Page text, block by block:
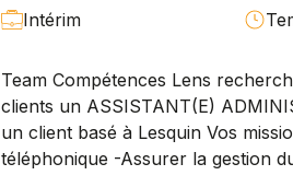
Intérim
Team Compétences Lens
clients un ASSISTANT(E)
un client basé à Lesquin Vos
téléphonique -Assurer la gestion